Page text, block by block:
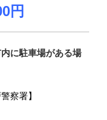
円
に駐車場がある場
察署】